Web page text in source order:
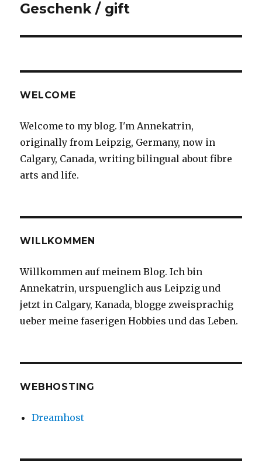
Next
Geschenk / gift
WELCOME
Welcome to my blog. I'm Annekatrin,
originally from Leipzig, Germany, now in
Calgary, Canada, writing bilingual about fibre
arts and life.
WILLKOMMEN
Willkommen auf meinem Blog. Ich bin
Annekatrin, urspuenglich aus Leipzig und
jetzt in Calgary, Kanada, blogge zweisprachig
ueber meine faserigen Hobbies und das Leben.
WEBHOSTING
Dreamhost